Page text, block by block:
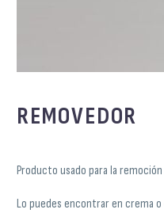
REMOVEDOR
Producto usado para la
Lo puedes encontrar en crema o